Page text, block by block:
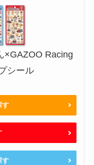
×GAZOO Racing
シール
す
す